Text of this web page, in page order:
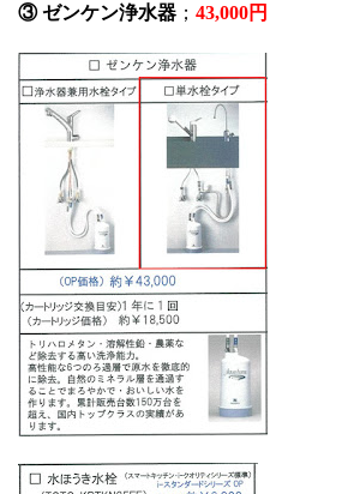
③ ゼンケン浄水器 ； 43,000円